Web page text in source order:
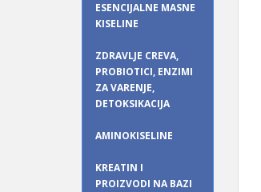
ESENCIJALNE MASNE
KISELINE
ZDRAVLJE CREVA,
PROBIOTICI, ENZIMI
ZA VARENJE,
DETOKSIKACIJA
AMINOKISELINE
KREATIN I
PROIZVODI NA BAZI